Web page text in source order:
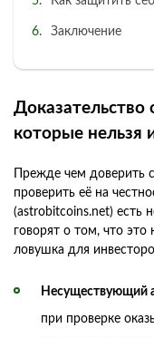
Заключение
которые нельзя
Прежде чем доверить
проверить её на
(astrobitcoins.net) есть
говорят о том, что это
ловушка для
Несуществующий
при проверке